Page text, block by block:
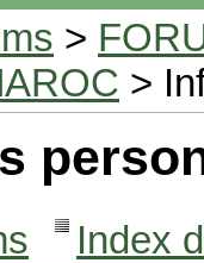
>
>
Index